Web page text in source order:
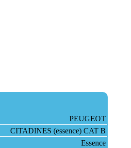
PEUGEOT
CITADINES (essence) CAT B
Essence